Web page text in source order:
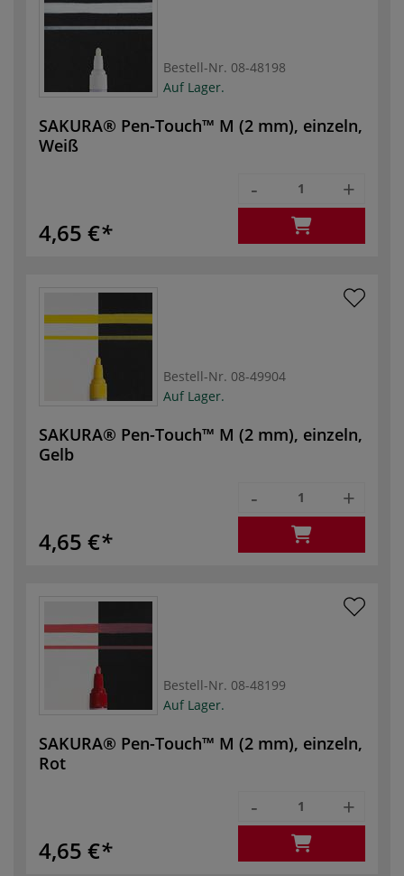
Bestell-Nr. 08-48198
Auf Lager.
SAKURA® Pen-Touch™ M (2 mm), einzeln,
Weiß
4,65 €
- +
Bestell-Nr. 08-49904
Auf Lager.
SAKURA® Pen-Touch™ M (2 mm), einzeln,
Gelb
4,65 €
- +
Bestell-Nr. 08-48199
Auf Lager.
SAKURA® Pen-Touch™ M (2 mm), einzeln,
Rot
4,65 €
- +